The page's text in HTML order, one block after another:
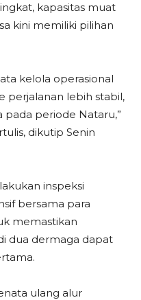
kapasitas muat
kini memiliki pilihan
kelola operasional
perjalanan lebih stabil,
periode Nataru,”
dikutip Senin
inspeksi
bersama para
memastikan
dua dermaga dapat
ulang alur